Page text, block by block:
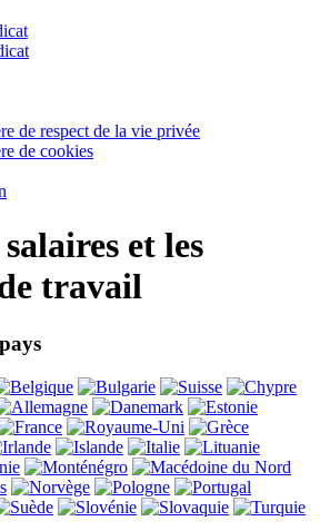
de respect de la vie privée
de cookies
et les
travail